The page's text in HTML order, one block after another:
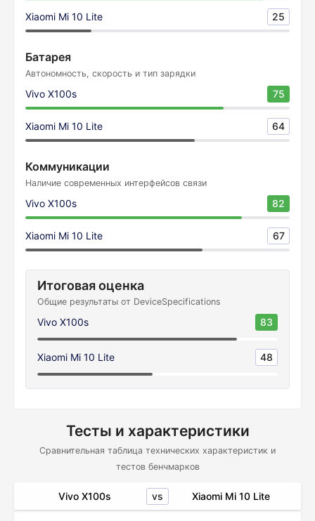
Xiaomi Mi 10 Lite 25
Батарея
Автономность, скорость и тип зарядки
Vivo X100s 75
Xiaomi Mi 10 Lite 64
Коммуникации
Наличие современных интерфейсов связи
Vivo X100s 82
Xiaomi Mi 10 Lite 67
Итоговая оценка
Общие результаты от DeviceSpecifications
Vivo X100s 83
Xiaomi Mi 10 Lite 48
Тесты и характеристики
Сравнительная таблица технических характеристик и
тестов бенчмарков
Vivo X100s vs Xiaomi Mi 10 Lite